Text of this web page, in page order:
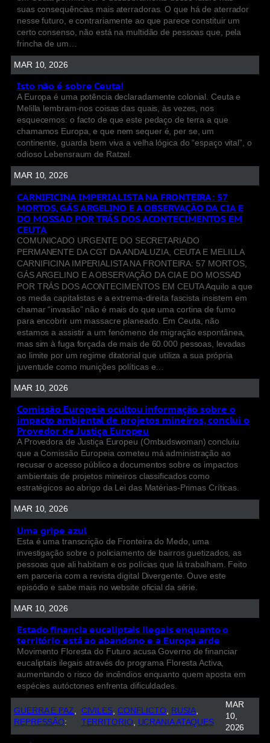
suas consequências mais aterradoras. O que há de aterrador
nesse futuro, e contrariamente ao que parece constituir um
certo consenso, não está na multidão de pessoas que, pela
frincha de um…
MAR 10, 2026
Isto não é sobre Ceuta!
A Europa é uma potência declaradamente colonial. Ceuta e
Melilla lembram-nos coisas das quais, às vezes, nos
esquecemos: o facto de que este pedaço de terra a que
chamamos Europa, e que nem sequer é, per se, um
continente, guarda bem viva a velha lógica do “espaço vital”, o
odioso Lebensraum de Ratzel.
MAR 10, 2026
CARNIFICINA IMPERIALISTA NA FRONTEIRA: 57
MORTOS, GÁS ARGELINO E A OBSERVAÇÃO DA CIA E
DO MOSSAD POR TRÁS DOS ACONTECIMENTOS EM
CEUTA
COMUNICADO URGENTE DO SECRETARIADO
PERMANENTE DA CGT DA ANDALUZIA, CEUTA E MELILLA
CARNIFICINA IMPERIALISTA NA FRONTEIRA: 57 MORTOS,
GÁS ARGELINO E A OBSERVAÇÃO DA CIA E DO MOSSAD
POR TRÁS DOS ACONTECIMENTOS EM CEUTA Aquilo a que
os media capitalistas e a extrema-direita fascista insistem em
chamar “invasão” não é mais do que uma cortina de fumo
para encobrir um massacre planeado. Em Ceuta, não
estamos a assistir a um fenómeno de migração espontânea,
mas sim à fuga forçada de mais de 60.000 pessoas, levadas
ao limite por um regime ditatorial que utiliza a sua própria
juventude como munições políticas e…
MAR 10, 2026
Comissão Europeia ocultou informação sobre o
impacto ambiental de projetos mineiros, conclui o
Provedor de Justiça Europeu
A Provedora de Justiça Europeu (Ombudswoman) concluiu
que a Comissão Europeia cometeu má administração ao
recusar o acesso público a documentos sobre os impactos
ambientais de projetos mineiros classificados como
estratégicos ao abrigo da Lei das Matérias-Primas Críticas.
MAR 10, 2026
Uma gripe azul
Esta é uma transcrição de Fronteira do Medo, uma
investigação sobre o policiamento de bairros guetizados, as
pessoas que ali habitam e os polícias que lá trabalham. Feito
em parceria com a revista digital Divergente. Ouve este
episódio e sabe mais no website oficial da série.
MAR 10, 2026
Estado financia eucaliptais ilegais enquanto o
território está ao abandono e a Europa arde
Movimento Floresta do Futuro acusa Governo de financiar
eucaliptais ilegais através do programa Floresta Activa,
aumentando o risco de incêndios enquanto quem aposta em
espécies autóctones enfrenta dificuldades.
GUERRA E PAZ
REPRESSÃO:
CIVILES CONFLICTO, RUSIA
TERRITORIO, UCRANIA ATAQUES
MAR
10,
2026